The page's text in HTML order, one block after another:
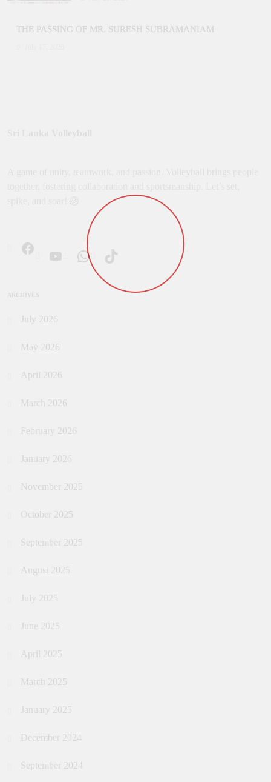
THE PASSING OF MR. SURESH SUBRAMANIAM
ARCHIVES
July 2026
May 2026
April 2026
March 2026
February 2026
January 2026
November 2025
October 2025
September 2025
August 2025
July 2025
June 2025
April 2025
March 2025
January 2025
December 2024
September 2024